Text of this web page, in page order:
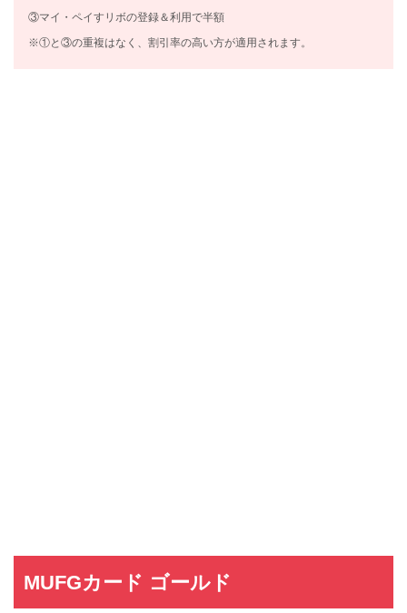
③マイ・ペイすリボの登録＆利用で半額
※①と③の重複はなく、割引率の高い方が適用されます。
MUFGカード ゴールド